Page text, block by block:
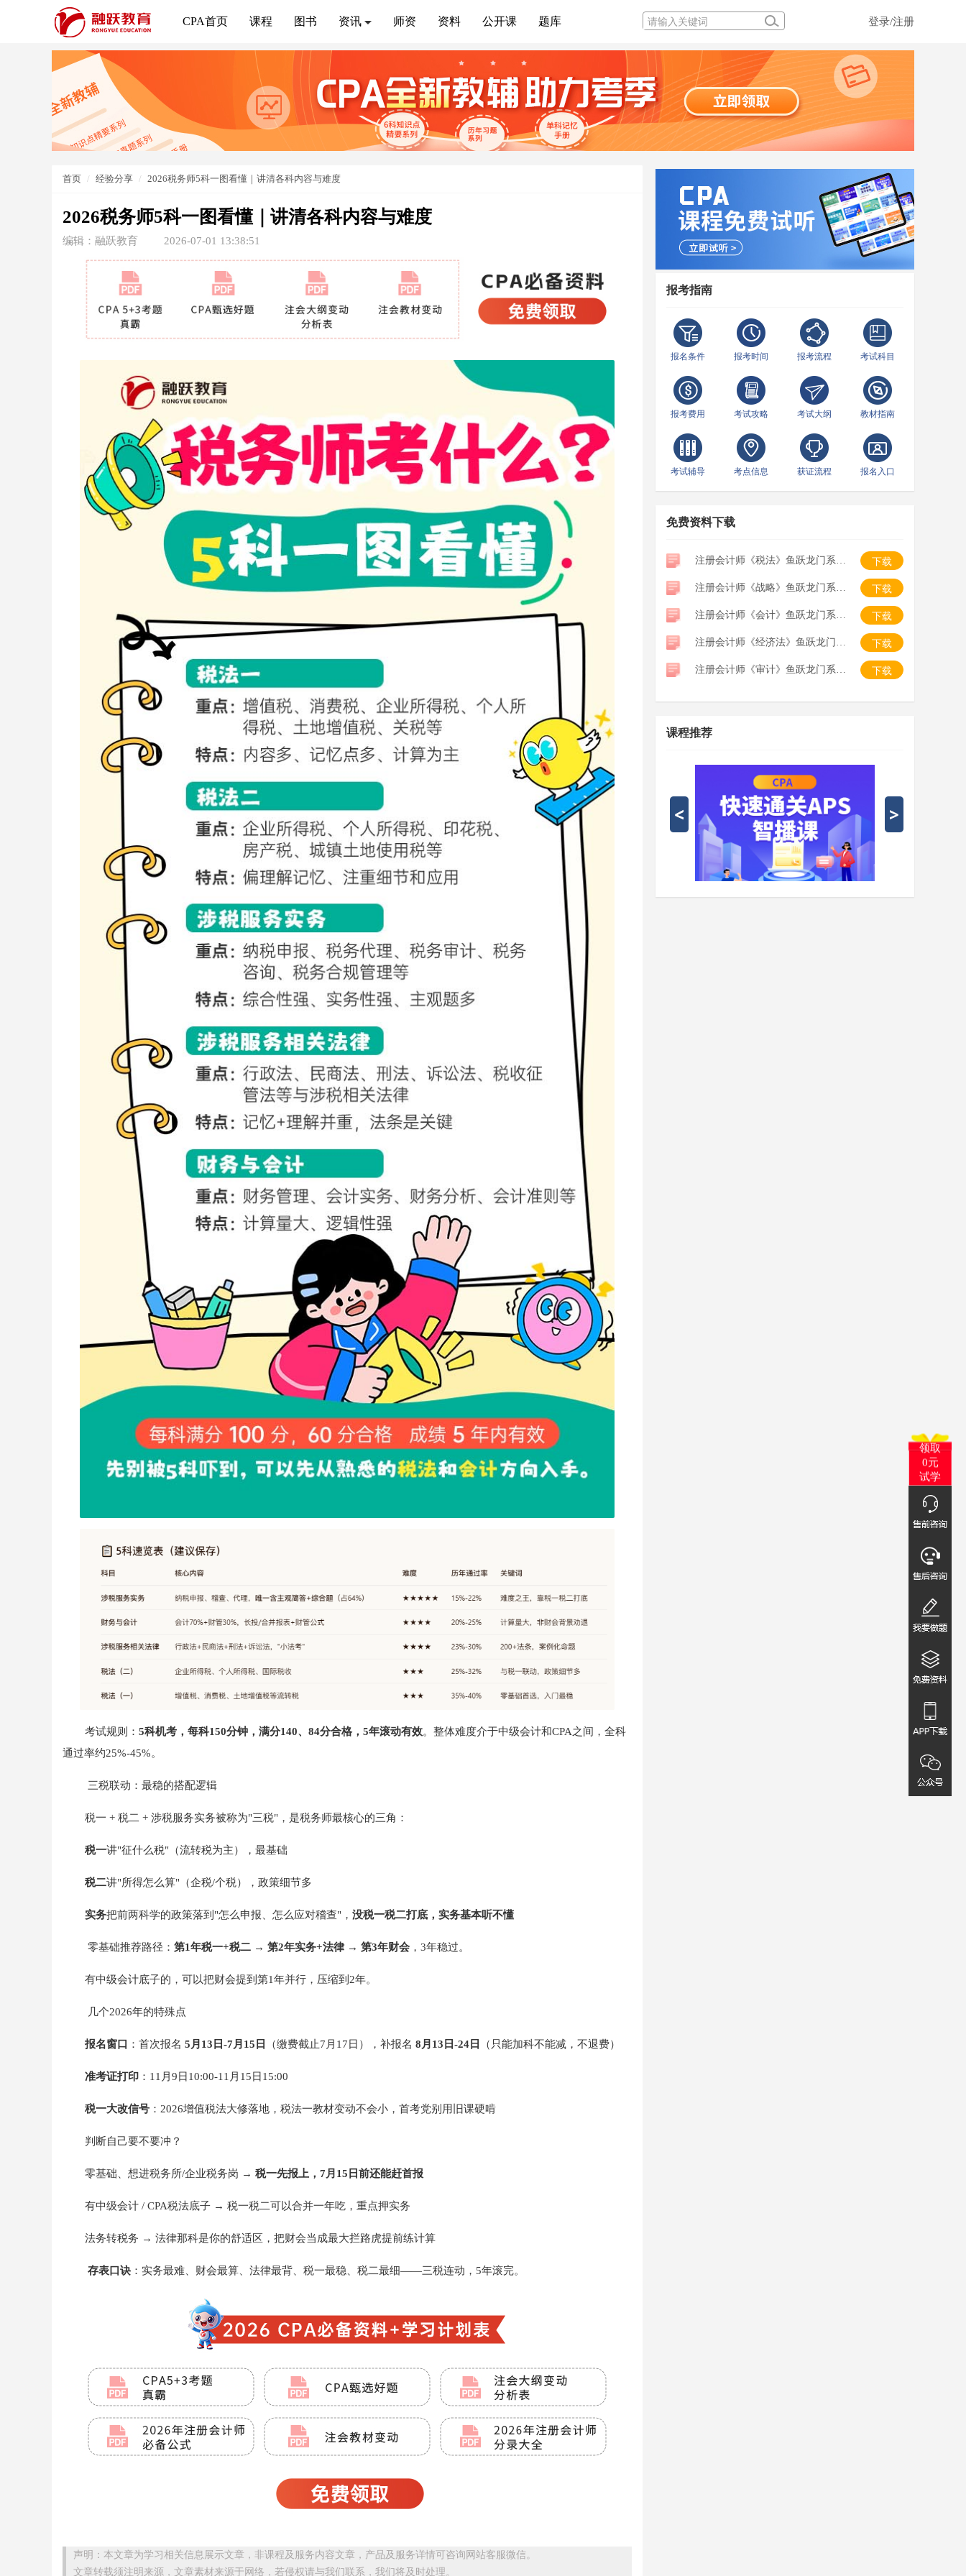
CPA首页 课程 图书 资讯 师资 资料 公开课 题库 登录/注册
首页 经验分享 2026税务师5科一图看懂｜讲清各科内容与难度
2026税务师5科一图看懂｜讲清各科内容与难度
编辑：融跃教育 2026-07-01 13:38:51
考试规则： 5科机考，每科150分钟，满分140、84分合格，5年滚动有效。整体难度介于中级会计和CPA之间，全科
通过率约25%-45%。
三税联动：最稳的搭配逻辑
税一 + 税二 + 涉税服务实务被称为"三税"，是税务师最核心的三角：
税一讲"征什么税"（流转税为主），最基础
税二讲"所得怎么算"（企税/个税），政策细节多
实务把前两科学的政策落到"怎么申报、怎么应对稽查"， 没税一税二打底，实务基本听不懂
零基础推荐路径： 第1年税一+税二 → 第2年实务+法律 → 第3年财会，3年稳过。
有中级会计底子的，可以把财会提到第1年并行，压缩到2年。
几个2026年的特殊点
报名窗口 ：首次报名 5月13日-7月15日 （缴费截止7月17日），补报名 8月13日-24日 （只能加科不能减，不退费）
准考证打印：11月9日10:00-11月15日15:00
税一大改信号：2026增值税法大修落地，税法一教材变动不会小，首考党别用旧课硬啃
判断自己要不要冲？
零基础、想进税务所/企业税务岗 → 税一先报上，7月15日前还能赶首报
有中级会计 / CPA税法底子 → 税一税二可以合并一年吃，重点押实务
法务转税务 → 法律那科是你的舒适区，把财会当成最大拦路虎提前练计算
存表口诀：实务最难、财会最算、法律最背、税一最稳、税二最细——三税连动，5年滚完。
声明：本文章为学习相关信息展示文章，非课程及服务内容文章，产品及服务详情可咨询网站客服微信。
文章转载须注明来源，文章素材来源于网络，若侵权请与我们联系，我们将及时处理。
报考指南
报名条件 报考时间 报考流程 考试科目
报考费用 考试攻略 考试大纲 教材指南
考试辅导 考点信息 获证流程 报名入口
免费资料下载
注册会计师《税法》鱼跃龙门系列口袋书 下载
注册会计师《战略》鱼跃龙门系列口袋书 下载
注册会计师《会计》鱼跃龙门系列口袋书 下载
注册会计师《经济法》鱼跃龙门系列口袋书 下载
注册会计师《审计》鱼跃龙门系列口袋书 下载
课程推荐
领取
0元
试学